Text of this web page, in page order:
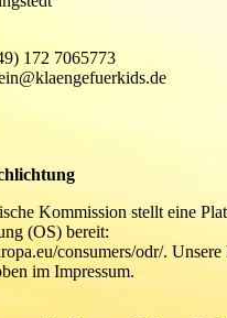
172 7065773
Kommission stellt eine
(OS) bereit:
consumers/odr/.
im Impressum.